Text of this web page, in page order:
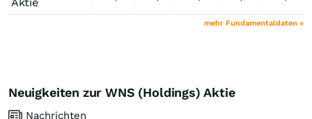
mehr Fundamentaldaten »
Neuigkeiten zur WNS (Holdings) Aktie
Nachrichten